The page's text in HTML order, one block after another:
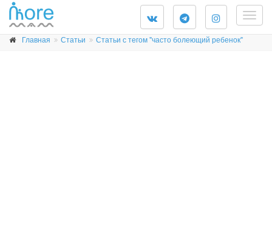
Главная Статьи Статьи с тегом "часто болеющий ребенок"